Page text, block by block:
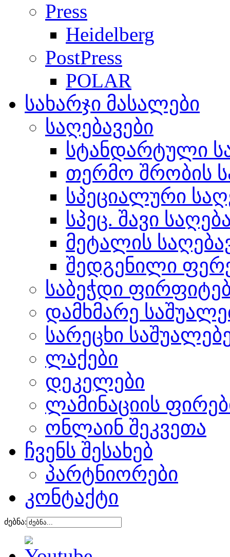
Press
Heidelberg
PostPress
POLAR
სახარჯი მასალები
საღებავები
სტანდარტული
თერმო შრობის
სპეციალური
სპეც. შავი
მეტალის
შედგენილი
საბეჭდი
დამხმარე
სარეცხი
ლაქები
დეკელები
ლამინაციის
ონლაინ შეკვეთა
ჩვენს შესახებ
პარტნიორები
კონტაქტი
ძებნა: